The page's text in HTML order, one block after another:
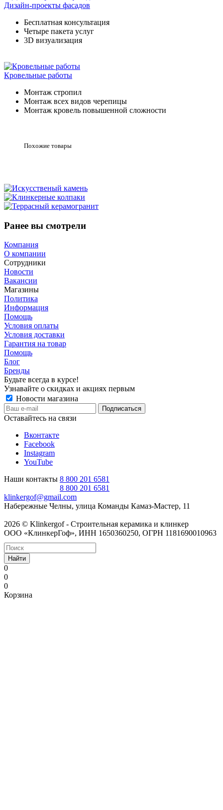
Дизайн-проекты фасадов
Бесплатная консультация
Четыре пакета услуг
3D визуализация
Кровельные работы
Монтаж стропил
Монтаж всех видов черепицы
Монтаж кровель повышенной сложности
Похожие товары
Ранее вы смотрели
Компания
О компании
Сотрудники
Новости
Вакансии
Магазины
Политика
Информация
Помощь
Условия оплаты
Условия доставки
Гарантия на товар
Помощь
Блог
Бренды
Будьте всегда в курсе!
Узнавайте о скидках и акциях первым
Новости магазина
Оставайтесь на связи
Вконтакте
Facebook
Instagram
YouTube
Наши контакты 8 800 201 6581
8 800 201 6581
klinkergof@gmail.com
Набережные Челны, улица Команды Камаз-Мастер, 11
2026 © Klinkergof - Строительная керамика и клинкер
ООО «КлинкерГоф», ИНН 1650360250, ОГРН 1181690010963
Найти
0
0
0
Корзина